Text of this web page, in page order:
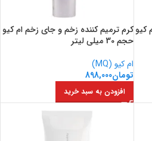
کیو کرم ترمیم کننده زخم و جای زخم ام کیو
حجم 30 میلی لیتر
ام کیو (MQ)
تومان898,000
افزودن به سبد خرید